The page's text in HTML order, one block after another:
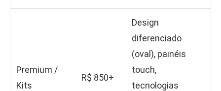
Premium /
Kits
R$ 850+
Design
diferenciado
(oval), painéis
touch,
tecnologias